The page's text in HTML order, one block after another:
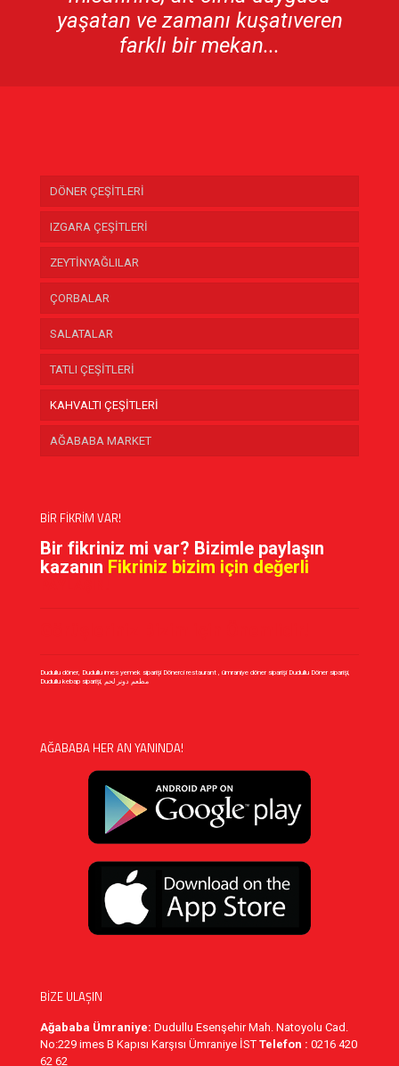
yaşatan ve zamanı kuşatıveren
farklı bir mekan...
DÖNER ÇEŞİTLERİ
IZGARA ÇEŞİTLERİ
ZEYTİNYAĞLILAR
ÇORBALAR
SALATALAR
TATLI ÇEŞİTLERİ
KAHVALTI ÇEŞİTLERİ
AĞABABA MARKET
BİR FİKRİM VAR!
Bir fikriniz mi var? Bizimle paylaşın
kazanın Fikriniz bizim için değerli
Dudullu döner, Dudullu imes yemek siparişi Dönerci restaurant , ümraniye döner siparişi Dudullu Döner siparişi,
Dudullu kebap siparişi, مطعم دونر لحم
AĞABABA HER AN YANINDA!
BİZE ULAŞIN
Ağababa Ümraniye: Dudullu Esenşehir Mah. Natoyolu Cad.
No:229 imes B Kapısı Karşısı Ümraniye İST Telefon : 0216 420
62 62